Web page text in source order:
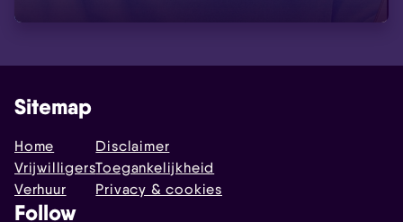
Sitemap
Home
Vrijwilligers
Verhuur
Disclaimer
Toegankelijkheid
Privacy & cookies
Follow